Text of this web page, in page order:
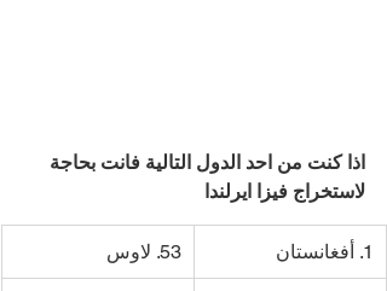
اذا كنت من احد الدول التالية فانت بحاجة
لاستخراج فيزا ايرلندا
1. أفغانستان 53. لاوس